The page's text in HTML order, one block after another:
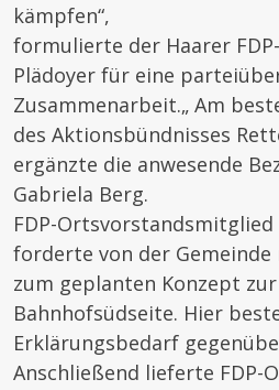
kämpfen“,
formulierte der Haarer
Plädoyer für eine
Zusammenarbeit.„ Am
des Aktionsbündnisses
ergänzte die anwesende
Gabriela Berg.
FDP-
forderte von der
zum geplanten Konzept
Bahnhofsüdseite. Hier
Erklärungsbedarf
Anschließend lieferte FDP-